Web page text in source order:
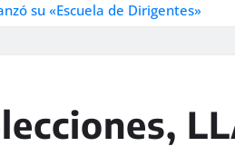
su «Escuela de Dirigentes»